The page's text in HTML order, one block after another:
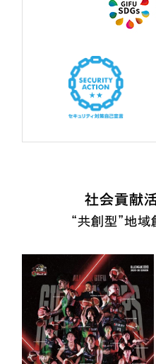
社会貢献
“共創型”地域